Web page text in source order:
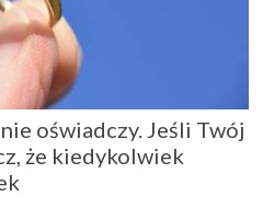
nie oświadczy. Jeśli Twój
że kiedykolwiek